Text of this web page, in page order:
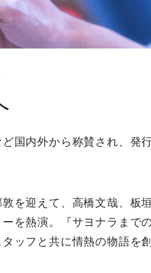
国内外から称賛され、発
を迎えて、高橋文哉、板
を熱演。『サヨナラまで
ッフと共に情熱の物語を創